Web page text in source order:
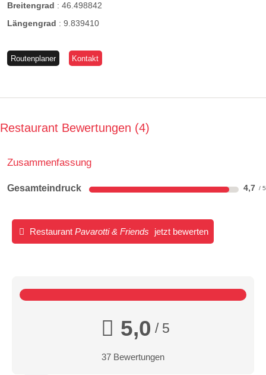
Breitengrad : 46.498842
Längengrad : 9.839410
Routenplaner Kontakt
Restaurant Bewertungen 4
Zusammenfassung
Gesamteindruck 4,7
Restaurant Pavarotti & Friends jetzt bewerten
5,0 / 5
37 Bewertungen